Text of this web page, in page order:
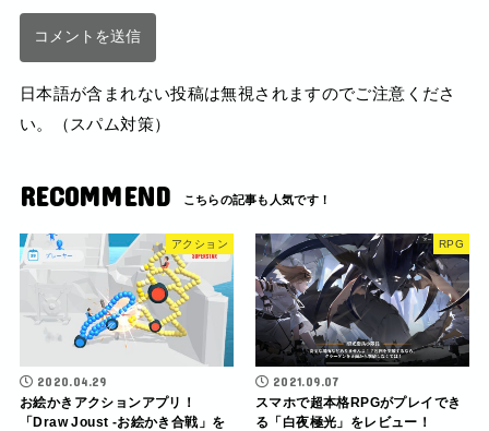
日本語が含まれない投稿は無視されますのでご注意くださ
い。（スパム対策）
RECOMMEND
アクション
2020.04.29
お絵かきアクションアプリ！
「Draw Joust -お絵かき合戦」を
RPG
2021.09.07
スマホで超本格RPGがプレイでき
る「白夜極光」をレビュー！